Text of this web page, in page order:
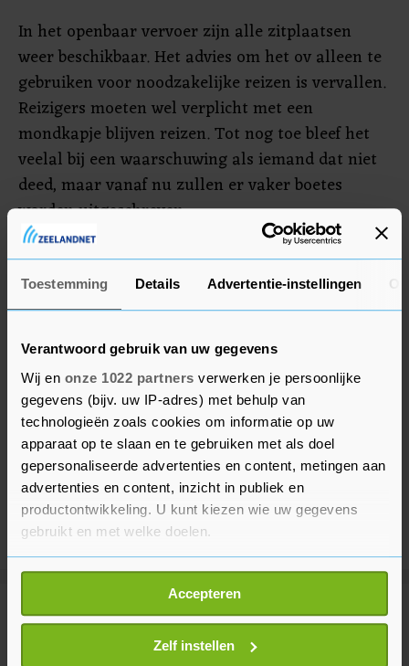
Toestemming Details Advertentie-instellingen
Verantwoord gebruik van uw gegevens
Wij en onze 1022 partners verwerken je persoonlijke
gegevens (bijv. uw IP-adres) met behulp van
technologieën zoals cookies om informatie op uw
apparaat op te slaan en te gebruiken met als doel
gepersonaliseerde advertenties en content, metingen aan
advertenties en content, inzicht in publiek en
productontwikkeling. U kunt kiezen wie uw gegevens
gebruikt en met welke doelen.
Als u het toestaat, willen we ook graag:
Informatie verzamelen over uw geografische
locatie, die tot een paar meter nauwkeurig kan zijn
Uw apparaat identificeren door het actief te
Accepteren
Zelf instellen
In het openbaar vervoer zijn alle zitplaatsen
weer beschikbaar. Het advies om het ov alleen te
gebruiken voor noodzakelijke reizen is vervallen.
Reizigers moeten wel verplicht met een
mondkapje blijven reizen. Tot nog toe bleef het
veelal bij een waarschuwing als iemand dat niet
deed, maar vanaf nu zullen er vaker boetes
worden uitgeschreven.
Meer uit Binnenland